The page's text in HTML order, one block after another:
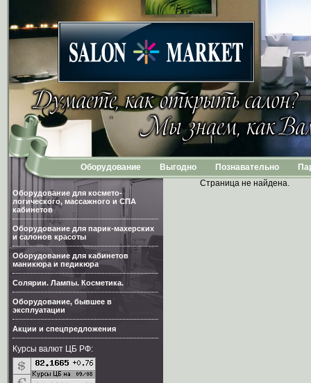
Оборудование Выгодно Познавательно
Оборудование для космето-
логического, массажного и СПА
кабинетов
Оборудование для парик-махерских
и салонов красоты
Оборудование для кабинетов
маникюра и педикюра
Солярии. Лампы. Косметика.
Оборудование, бывшее в
эксплуатации
Акции и спецпредложения
Курсы валют ЦБ РФ:
Страница не найдена.